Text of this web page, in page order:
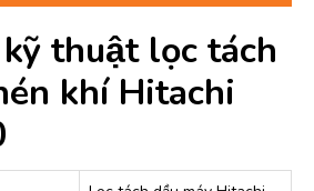
thuật lọc tách
khí Hitachi